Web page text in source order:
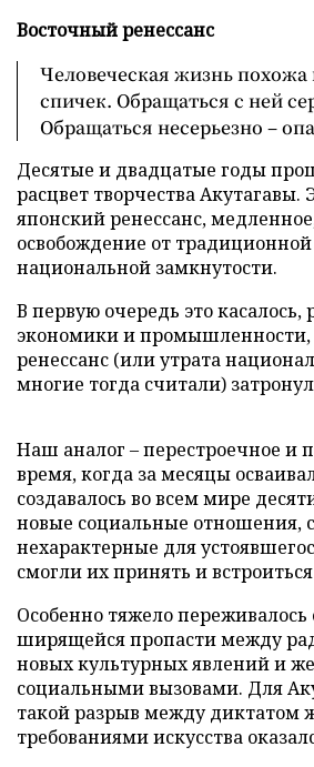
Восточный ренессанс
Человеческая жизнь похожа
спичек. Обращаться с ней
Обращаться несерьезно –
Десятые и двадцатые годы
расцвет творчества Акутагавы.
японский ренессанс,
освобождение от
национальной замкнутости.
В первую очередь это касалось,
экономики и
ренессанс (или утрата
многие тогда считали)
Наш аналог – перестроечное и
время, когда за месяцы
создавалось во всем мире
новые социальные отношения,
нехарактерные для
смогли их принять и
Особенно тяжело
ширящейся пропасти между
новых культурных явлений и
социальными вызовами. Для
такой разрыв между диктатом
требованиями искусства